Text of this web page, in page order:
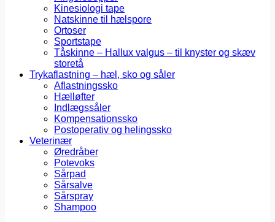
Kinesiologi tape
Natskinne til hælspore
Ortoser
Sportstape
Tåskinne – Hallux valgus – til knyster og skæv
storetå
Trykaflastning – hæl, sko og såler
Aflastningssko
Hælløfter
Indlægssåler
Kompensationssko
Postoperativ og helingssko
Veterinær
Øredråber
Potevoks
Sårpad
Sårsalve
Sårspray
Shampoo